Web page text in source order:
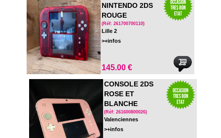
NINTENDO 2DS
ROUGE
TRANSPARENTE -
AVEC CHARGEUR
(Réf: 261700700110)
Lille 2
>+infos
145.00 €
CONSOLE 2DS
ROSE ET
BLANCHE
(Réf: 261600800026)
Valenciennes
>+infos